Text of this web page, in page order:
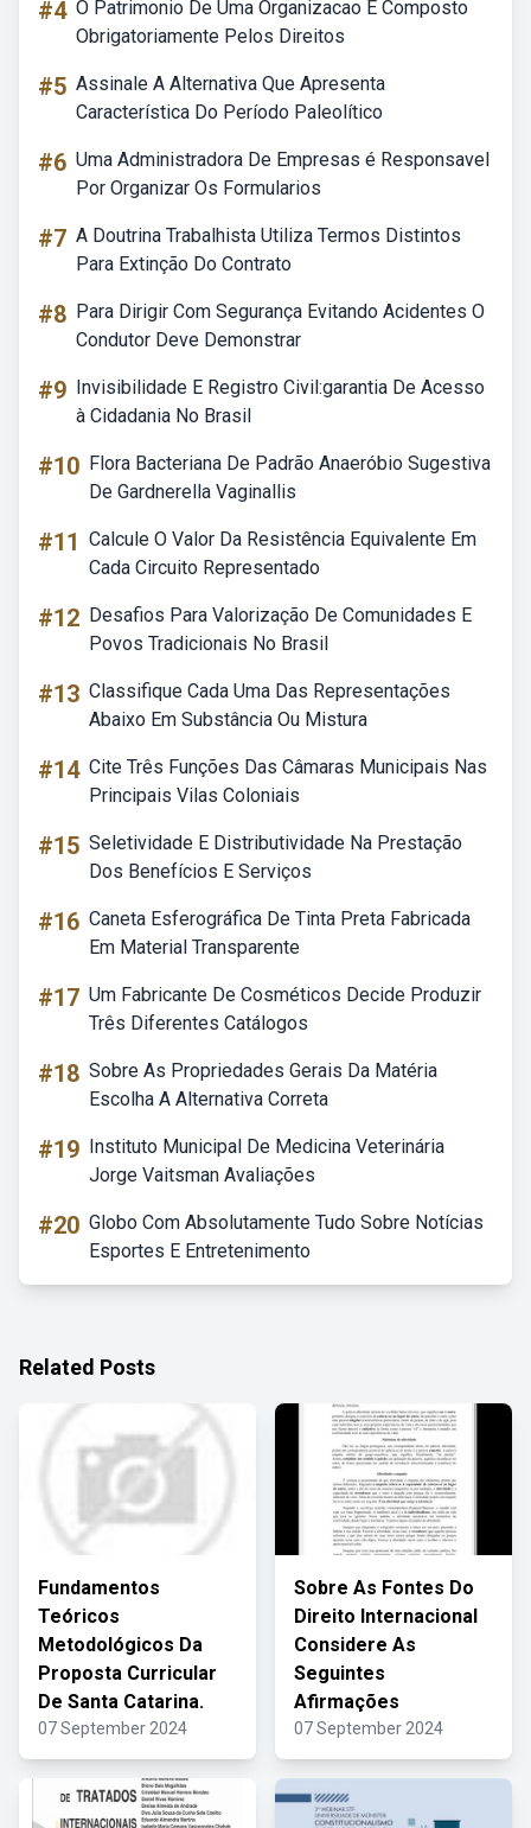
#4 O Patrimonio De Uma Organizacao E Composto
Obrigatoriamente Pelos Direitos
#5 Assinale A Alternativa Que Apresenta
Característica Do Período Paleolítico
#6 Uma Administradora De Empresas é Responsavel
Por Organizar Os Formularios
#7 A Doutrina Trabalhista Utiliza Termos Distintos
Para Extinção Do Contrato
#8 Para Dirigir Com Segurança Evitando Acidentes O
Condutor Deve Demonstrar
#9 Invisibilidade E Registro Civil:garantia De Acesso
à Cidadania No Brasil
#10 Flora Bacteriana De Padrão Anaeróbio Sugestiva
De Gardnerella Vaginallis
#11 Calcule O Valor Da Resistência Equivalente Em
Cada Circuito Representado
#12 Desafios Para Valorização De Comunidades E
Povos Tradicionais No Brasil
#13 Classifique Cada Uma Das Representações
Abaixo Em Substância Ou Mistura
#14 Cite Três Funções Das Câmaras Municipais Nas
Principais Vilas Coloniais
#15 Seletividade E Distributividade Na Prestação
Dos Benefícios E Serviços
#16 Caneta Esferográfica De Tinta Preta Fabricada
Em Material Transparente
#17 Um Fabricante De Cosméticos Decide Produzir
Três Diferentes Catálogos
#18 Sobre As Propriedades Gerais Da Matéria
Escolha A Alternativa Correta
#19 Instituto Municipal De Medicina Veterinária
Jorge Vaitsman Avaliações
#20 Globo Com Absolutamente Tudo Sobre Notícias
Esportes E Entretenimento
Related Posts
Fundamentos
Teóricos
Metodológicos Da
Proposta Curricular
De Santa Catarina.
07 September 2024
Sobre As Fontes Do
Direito Internacional
Considere As
Seguintes
Afirmações
07 September 2024